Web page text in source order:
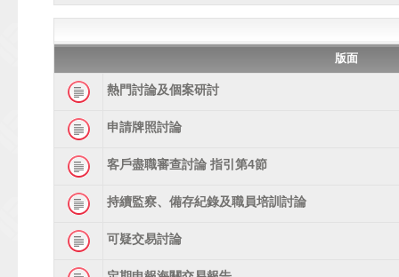
版面
熱門討論及個案研討
申請牌照討論
客戶盡職審查討論 指引第4節
持續監察、備存紀錄及職員培訓討論
可疑交易討論